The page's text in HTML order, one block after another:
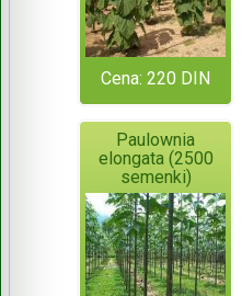
Cena: 220 DIN
Paulownia
elongata (2500
semenki)